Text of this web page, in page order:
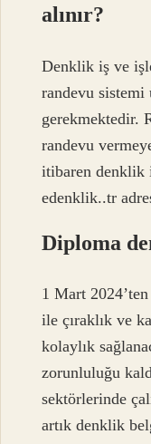
alınır?
Denklik iş ve
randevu sistemi
gerekmektedir.
randevu
itibaren denklik
edenklik..tr
Diploma
1 Mart
ile çıraklık ve
kolaylık
zorunluluğu
sektörlerinde
artık denklik